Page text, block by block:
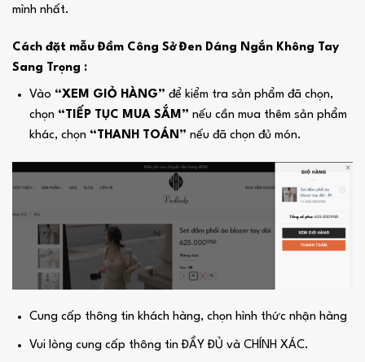
mình nhất.
Cách đặt mẫu Đầm Công Sở Đen Dáng Ngắn Không Tay
Sang Trọng :
Vào “XEM GIỎ HÀNG” để kiểm tra sản phẩm đã chọn,
chọn “TIẾP TỤC MUA SẮM” nếu cần mua thêm sản phẩm
khác, chọn “THANH TOÁN” nếu đã chọn đủ món.
Cung cấp thông tin khách hàng, chọn hình thức nhận hàng
Vui lòng cung cấp thông tin ĐẦY ĐỦ và CHÍNH XÁC.